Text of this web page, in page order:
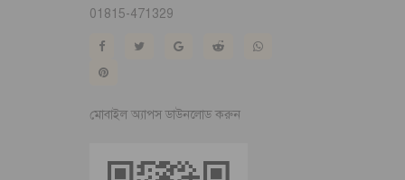
01815-471329
মোবাইল অ্যাপস ডাউনলোড করুন